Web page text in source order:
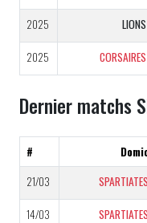
2025 LIONS
2025 CORSAIRES
Dernier matchs
#
21/03
SPARTIATES
14/03 SPARTIATES